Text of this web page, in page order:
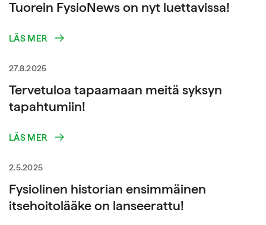
Tuorein FysioNews on nyt luettavissa!
LÄS MER
27.8.2025
Tervetuloa tapaamaan meitä syksyn
tapahtumiin!
LÄS MER
2.5.2025
Fysiolinen historian ensimmäinen
itsehoitolääke on lanseerattu!